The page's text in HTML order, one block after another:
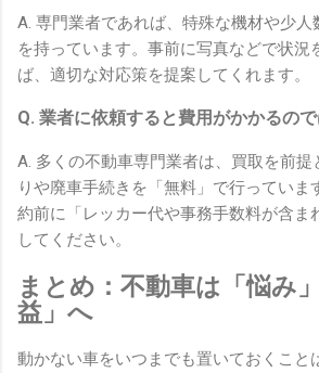
A. 専門業者であれば、特殊な機材や少人
を持っています。事前に写真などで状況
ば、適切な対応策を提案してくれます。
Q. 業者に依頼すると費用がかかるので
A. 多くの不動車専門業者は、買取を前提
りや廃車手続きを「無料」で行っていま
約前に「レッカー代や事務手数料が含ま
してください。
まとめ：不動車は「悩み
益」へ
動かない車をいつまでも置いておくこと